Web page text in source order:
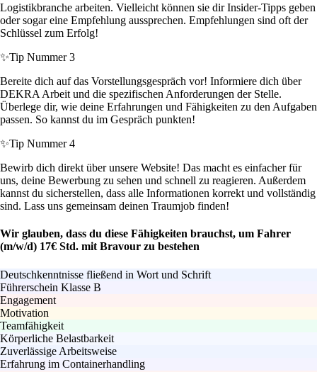
Logistikbranche arbeiten. Vielleicht können sie dir Insider-Tipps geben
oder sogar eine Empfehlung aussprechen. Empfehlungen sind oft der
Schlüssel zum Erfolg!
✨Tip Nummer 3
Bereite dich auf das Vorstellungsgespräch vor! Informiere dich über
DEKRA Arbeit und die spezifischen Anforderungen der Stelle.
Überlege dir, wie deine Erfahrungen und Fähigkeiten zu den Aufgaben
passen. So kannst du im Gespräch punkten!
✨Tip Nummer 4
Bewirb dich direkt über unsere Website! Das macht es einfacher für
uns, deine Bewerbung zu sehen und schnell zu reagieren. Außerdem
kannst du sicherstellen, dass alle Informationen korrekt und vollständig
sind. Lass uns gemeinsam deinen Traumjob finden!
Wir glauben, dass du diese Fähigkeiten brauchst, um Fahrer
(m/w/d) 17€ Std. mit Bravour zu bestehen
Deutschkenntnisse fließend in Wort und Schrift
Führerschein Klasse B
Engagement
Motivation
Teamfähigkeit
Körperliche Belastbarkeit
Zuverlässige Arbeitsweise
Erfahrung im Containerhandling